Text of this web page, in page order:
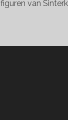
figuren van